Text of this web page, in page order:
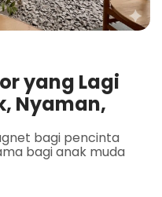
yang Lagi
Nyaman,
bagi pencinta
bagi anak muda